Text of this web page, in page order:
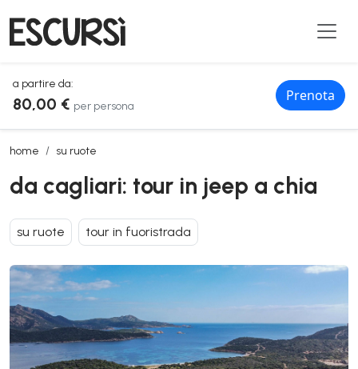
a partire da:
80,00 € per persona
Prenota
home su ruote
da cagliari: tour in jeep a chia
da cagliari: tour in jeep a chia
su ruote tour in fuoristrada